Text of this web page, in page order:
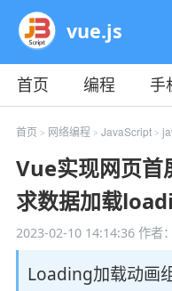
vue.js
首页 编程 手
教程
平面 服
首页 > 网络编程 > JavaScript>
Vue实现网页首
求数据加载
2023-02-10 14:14:36作者
Loading加载动画